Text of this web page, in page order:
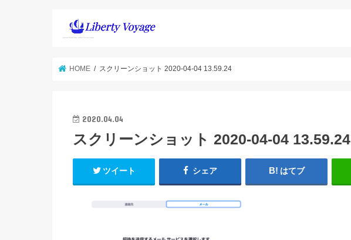
HOME スクリーンショット 2020-04-04 13.59.24
2020.04.04
スクリーンショット 2020-04-04 13.59.24
ツイート シェア はてブ